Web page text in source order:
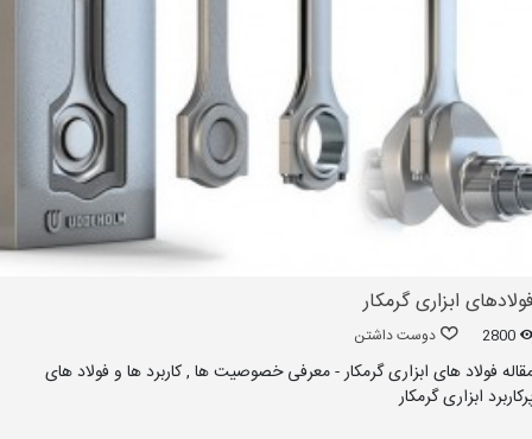
ابزاری گرمکار
2800 دوست داشتن
فولاد های ابزاری گرمکار - معرفی خصوصیت ها , کاربرد ها و فولاد های
ابزاری گرمکار